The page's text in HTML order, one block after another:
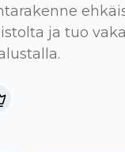
ja tuo